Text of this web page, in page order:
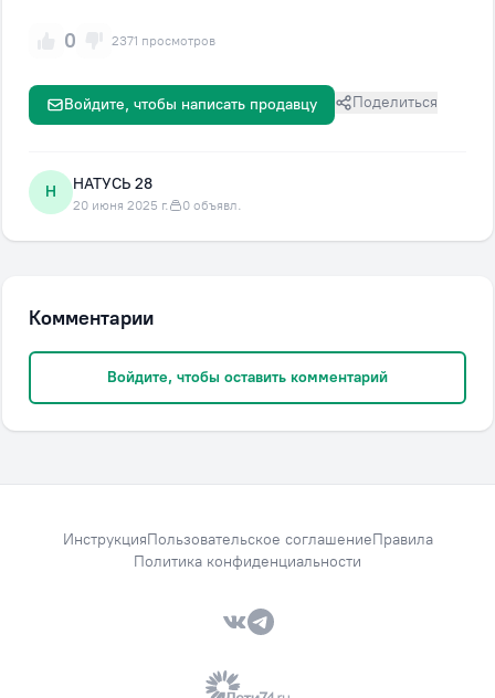
0 2371 просмотров
Поделиться
Войдите, чтобы написать продавцу
Н НАТУСЬ 28
20 июня 2025 г. 0 объявл.
Комментарии
Войдите, чтобы оставить комментарий
ИнструкцияПользовательское соглашениеПравила
Политика конфиденциальности
VK — Вместе дешевле
Telegram — Вместе дешевле